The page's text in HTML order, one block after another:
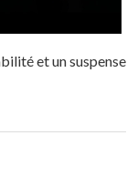
et un suspense